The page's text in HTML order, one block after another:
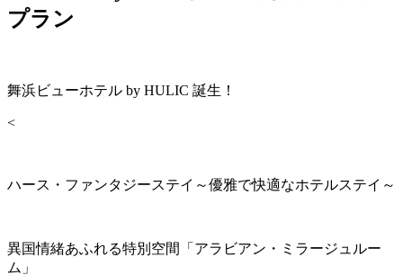
プラン
舞浜ビューホテル by HULIC 誕生！
<
ハース・ファンタジーステイ～優雅で快適なホテルステイ～
異国情緒あふれる特別空間「アラビアン・ミラージュルー
ム」